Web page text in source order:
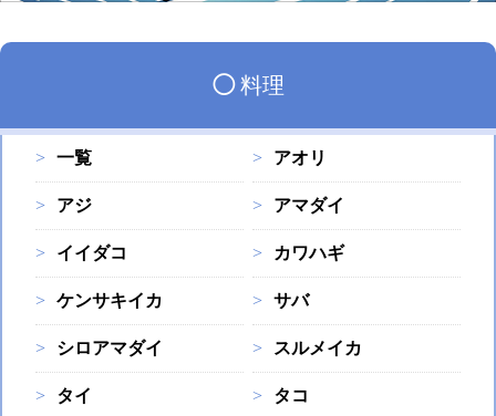
◯料理
一覧 アオリ
アジ アマダイ
イイダコ カワハギ
ケンサキイカ サバ
シロアマダイ スルメイカ
タイ タコ